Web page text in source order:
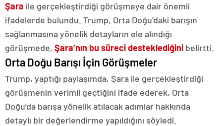
Şara ile gerçekleştirdiği görüşmeye dair önemli
ifadelerde bulundu. Trump, Orta Doğu’daki barışın
sağlanmasına yönelik detayların ele alındığı
görüşmede, Şara’nın bu süreci desteklediğini belirtti.
Orta Doğu Barışı İçin Görüşmeler
Trump, yaptığı paylaşımda, Şara ile gerçekleştirdiği
görüşmenin verimli geçtiğini ifade ederek, Orta
Doğu’da barışa yönelik atılacak adımlar hakkında
detaylı bir değerlendirme yapıldığını söyledi.